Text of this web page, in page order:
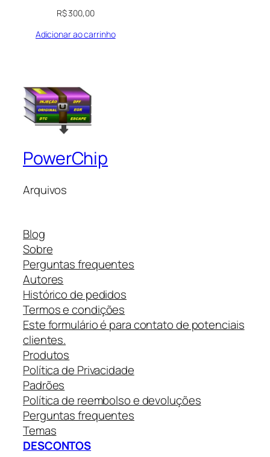
R$300,00
Adicionar ao carrinho
PowerChip
Arquivos
Blog
Sobre
Perguntas frequentes
Autores
Histórico de pedidos
Termos e condições
Este formulário é para contato de potenciais
clientes.
Produtos
Política de Privacidade
Padrões
Política de reembolso e devoluções
Perguntas frequentes
Temas
DESCONTOS